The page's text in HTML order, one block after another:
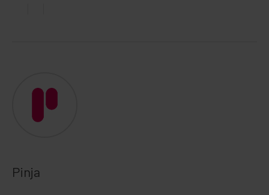
Pinja